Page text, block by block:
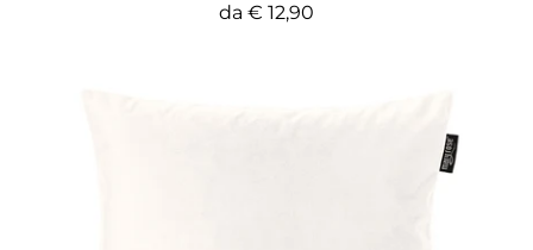
da € 12,90